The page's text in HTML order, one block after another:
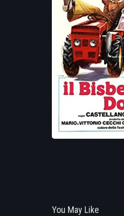
You May Like